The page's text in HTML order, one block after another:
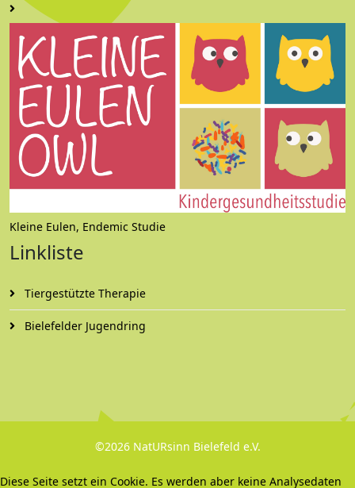
Kleine Eulen, Endemic Studie
Linkliste
Tiergestützte Therapie
Bielefelder Jugendring
©2026 NatURsinn Bielefeld e.V.
Diese Seite setzt ein Cookie. Es werden aber keine Analysedaten